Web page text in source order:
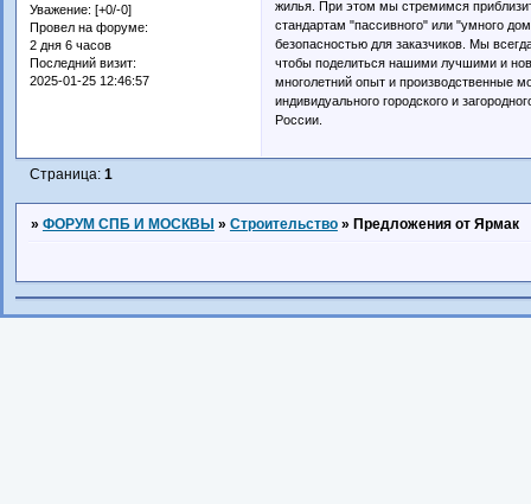
Уважение: [+0/-0]
Провел на форуме:
2 дня 6 часов
Последний визит:
2025-01-25 12:46:57
жилья. При этом мы стремимся
стандартам "пассивного" или "умного
безопасностью для заказчиков. Мы
чтобы поделиться нашими лучшими и
многолетний опыт и производственные
индивидуального городского и
России.
Страница: 1
» ФОРУМ СПБ И МОСКВЫ » Строительство » Предложения от Ярмак